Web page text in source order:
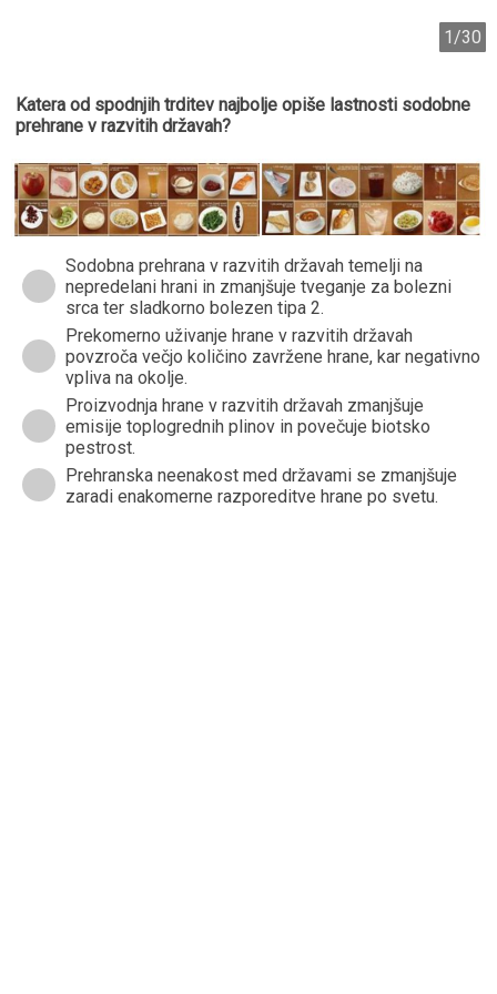
1/30
Katera od spodnjih trditev najbolje opiše lastnosti sodobne
prehrane v razvitih državah?
Sodobna prehrana v razvitih državah temelji na
nepredelani hrani in zmanjšuje tveganje za bolezni
srca ter sladkorno bolezen tipa 2.
Prekomerno uživanje hrane v razvitih državah
povzroča večjo količino zavržene hrane, kar negativno
vpliva na okolje.
Proizvodnja hrane v razvitih državah zmanjšuje
emisije toplogrednih plinov in povečuje biotsko
pestrost.
Prehranska neenakost med državami se zmanjšuje
zaradi enakomerne razporeditve hrane po svetu.